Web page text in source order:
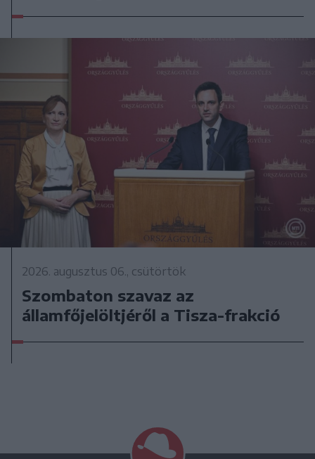
2026. augusztus 06., csütörtök
Szombaton szavaz az
államfőjelöltjéről a Tisza-frakció